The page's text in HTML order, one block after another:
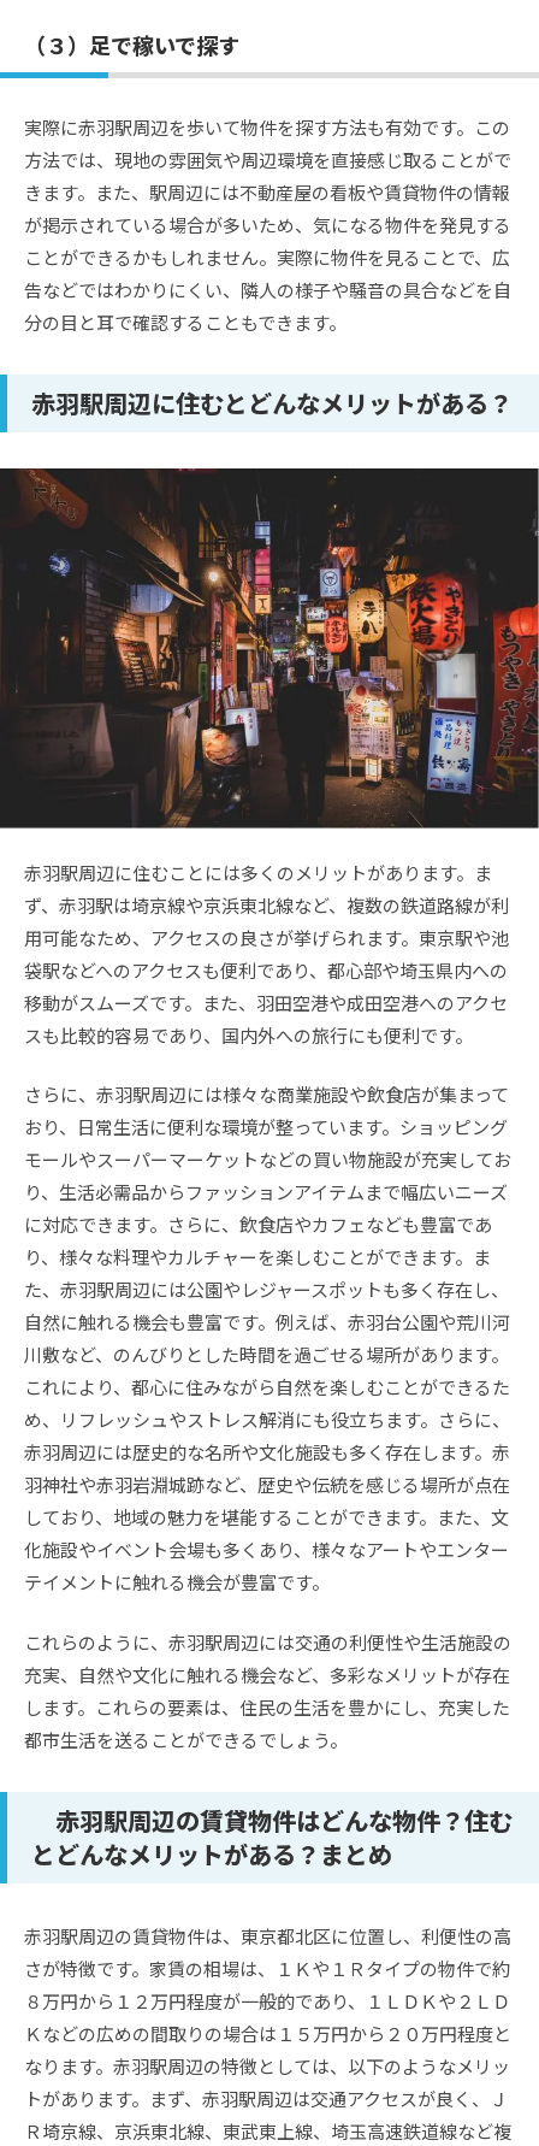
（３）足で稼いで探す
実際に赤羽駅周辺を歩いて物件を探す方法も有効です。この
方法では、現地の雰囲気や周辺環境を直接感じ取ることがで
きます。また、駅周辺には不動産屋の看板や賃貸物件の情報
が掲示されている場合が多いため、気になる物件を発見する
ことができるかもしれません。実際に物件を見ることで、広
告などではわかりにくい、隣人の様子や騒音の具合などを自
分の目と耳で確認することもできます。
赤羽駅周辺に住むとどんなメリットがある？
赤羽駅周辺に住むことには多くのメリットがあります。ま
ず、赤羽駅は埼京線や京浜東北線など、複数の鉄道路線が利
用可能なため、アクセスの良さが挙げられます。東京駅や池
袋駅などへのアクセスも便利であり、都心部や埼玉県内への
移動がスムーズです。また、羽田空港や成田空港へのアクセ
スも比較的容易であり、国内外への旅行にも便利です。
さらに、赤羽駅周辺には様々な商業施設や飲食店が集まって
おり、日常生活に便利な環境が整っています。ショッピング
モールやスーパーマーケットなどの買い物施設が充実してお
り、生活必需品からファッションアイテムまで幅広いニーズ
に対応できます。さらに、飲食店やカフェなども豊富であ
り、様々な料理やカルチャーを楽しむことができます。ま
た、赤羽駅周辺には公園やレジャースポットも多く存在し、
自然に触れる機会も豊富です。例えば、赤羽台公園や荒川河
川敷など、のんびりとした時間を過ごせる場所があります。
これにより、都心に住みながら自然を楽しむことができるた
め、リフレッシュやストレス解消にも役立ちます。さらに、
赤羽周辺には歴史的な名所や文化施設も多く存在します。赤
羽神社や赤羽岩淵城跡など、歴史や伝統を感じる場所が点在
しており、地域の魅力を堪能することができます。また、文
化施設やイベント会場も多くあり、様々なアートやエンター
テイメントに触れる機会が豊富です。
これらのように、赤羽駅周辺には交通の利便性や生活施設の
充実、自然や文化に触れる機会など、多彩なメリットが存在
します。これらの要素は、住民の生活を豊かにし、充実した
都市生活を送ることができるでしょう。
赤羽駅周辺の賃貸物件はどんな物件？住む
とどんなメリットがある？まとめ
赤羽駅周辺の賃貸物件は、東京都北区に位置し、利便性の高
さが特徴です。家賃の相場は、１Ｋや１Ｒタイプの物件で約
８万円から１２万円程度が一般的であり、１ＬＤＫや２ＬＤ
Ｋなどの広めの間取りの場合は１５万円から２０万円程度と
なります。赤羽駅周辺の特徴としては、以下のようなメリッ
トがあります。まず、赤羽駅周辺は交通アクセスが良く、Ｊ
Ｒ埼京線、京浜東北線、東武東上線、埼玉高速鉄道線など複